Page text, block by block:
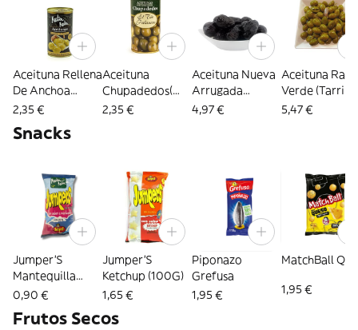
Aceituna Rellena
De Anchoa
Etiqueta Negra
2,35 €
Aceituna
Chupadedos(
Lata 185Gr.)
2,35 €
Aceituna Nueva
Arrugada
(Tarrina 500Gr.)
4,97 €
Aceituna
Verde (Tarrina
500Gr)
5,47 €
Snacks
Jumper'S
Mantequilla
(42G)
0,90 €
Jumper'S
Ketchup (100G)
1,65 €
Piponazo
Grefusa
1,95 €
MatchBall
1,95 €
Frutos Secos